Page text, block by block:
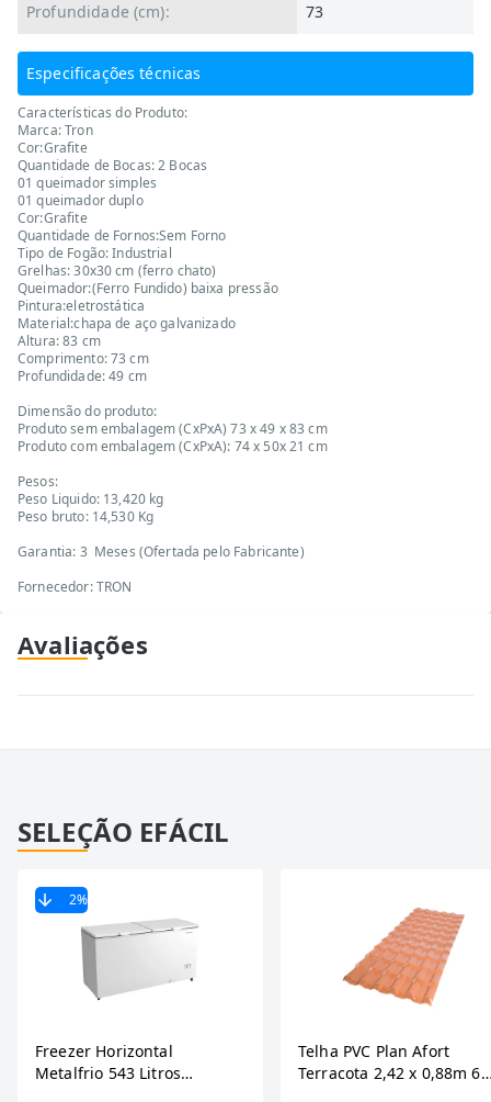
Profundidade (cm): 73
Especificações técnicas
Características do Produto:
Marca: Tron
Cor:Grafite
Quantidade de Bocas: 2 Bocas
01 queimador simples
01 queimador duplo
Cor:Grafite
Quantidade de Fornos:Sem Forno
Tipo de Fogão: Industrial
Grelhas: 30x30 cm (ferro chato)
Queimador:(Ferro Fundido) baixa pressão
Pintura:eletrostática
Material:chapa de aço galvanizado
Altura: 83 cm
Comprimento: 73 cm
Profundidade: 49 cm
Dimensão do produto:
Produto sem embalagem (CxPxA) 73 x 49 x 83 cm
Produto com embalagem (CxPxA): 74 x 50x 21 cm
Pesos:
Peso Liquido: 13,420 kg
Peso bruto: 14,530 Kg
Garantia: 3 Meses (Ofertada pelo Fabricante)
Fornecedor: TRON
Avaliações
SELEÇÃO EFÁCIL
2%
Freezer Horizontal
Metalfrio 543 Litros
Telha PVC Plan Afort
Terracota 2,42 x 0,88m 6